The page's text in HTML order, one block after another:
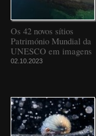
Os 42 novos sítios
Património Mundial da
UNESCO em imagens
02.10.2023